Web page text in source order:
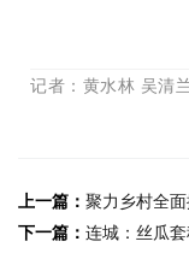
记者：黄水林 吴清
上一篇： 聚力乡村全
下一篇： 连城：丝瓜